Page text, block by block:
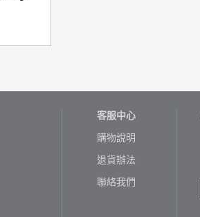
客服中心
購物說明
退貨辦法
聯絡我們